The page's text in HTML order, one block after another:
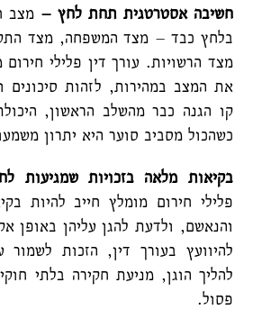
חשיבה אסטרטגית תחת לחץ – מצב
בלחץ כבד – מצד המשפחה, מצד
מצד הרשויות. עורך דין פלילי
את המצב במהירות, לזהות סיכונים
קו הגנה כבר מהשלב הראשון,
כשהכול מסביב סוער היא יתרון
בקיאות מלאה בזכויות שמגיעות
פלילי חירום מומלץ חייב להיות
והנאשם, ולדעת להגן עליהן באופן
להיוועץ בעורך דין, הזכות
להליך הוגן, מניעת חקירה בלתי
פסול.